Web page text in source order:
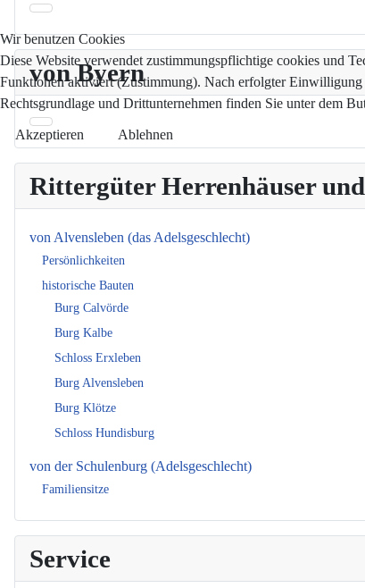
von Byern
Rittergüter Herrenhäuser
von Alvensleben (das Adelsgeschlecht)
Persönlichkeiten
historische Bauten
Burg Calvörde
Burg Kalbe
Schloss Erxleben
Burg Alvensleben
Burg Klötze
Schloss Hundisburg
von der Schulenburg (Adelsgeschlecht)
Familiensitze
Service
Wir benutzen Cookies
Diese Website verwendet zustimmungspflichtige cookies und
Funktionen aktiviert (Zustimmung). Nach erfolgter
Rechtsgrundlage und Drittunternehmen finden Sie unter dem
Akzeptieren Ablehnen